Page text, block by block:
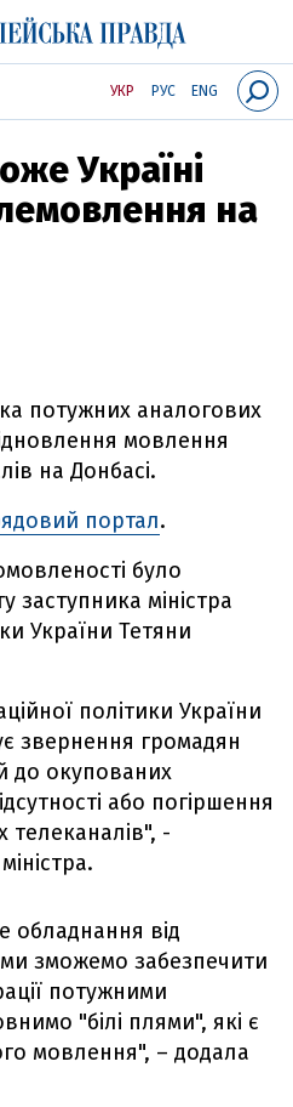
УКР РУС ENG
Україні
на
потужних аналогових
мовлення
на Донбасі.
портал.
було
заступника міністра
України Тетяни
політики України
звернення громадян
до окупованих
або погіршення
телеканалів", -
обладнання від
зможемо забезпечити
потужними
"білі плями", які є
мовлення", – додала